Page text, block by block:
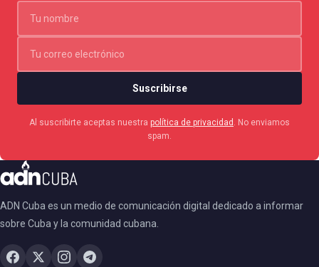
Suscribirse
Al suscribirte aceptas nuestra política de privacidad . No enviamos
spam.
ADN Cuba es un medio de comunicación digital dedicado a informar
sobre Cuba y la comunidad cubana.